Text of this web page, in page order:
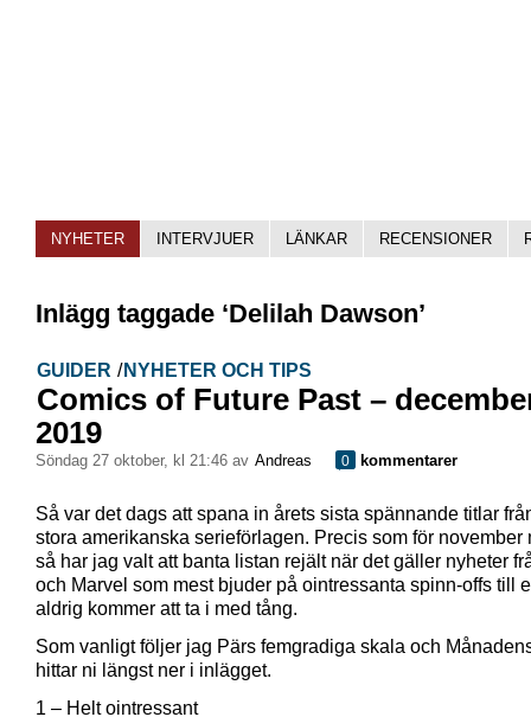
NYHETER INTERVJUER LÄNKAR RECENSIONER
Inlägg taggade ‘Delilah Dawson’
GUIDER / NYHETER OCH TIPS
Comics of Future Past –
2019
söndag 27 oktober, kl 21:46 av Andreas 0 kommentarer
Så var det dags att spana in årets sista spännande titlar
stora amerikanska serieförlagen. Precis som för november
så har jag valt att banta listan rejält när det gäller nyheter
och Marvel som mest bjuder på ointressanta spinn-offs till
aldrig kommer att ta i med tång.
Som vanligt följer jag Pärs femgradiga skala och
hittar ni längst ner i inlägget.
1 – Helt ointressant